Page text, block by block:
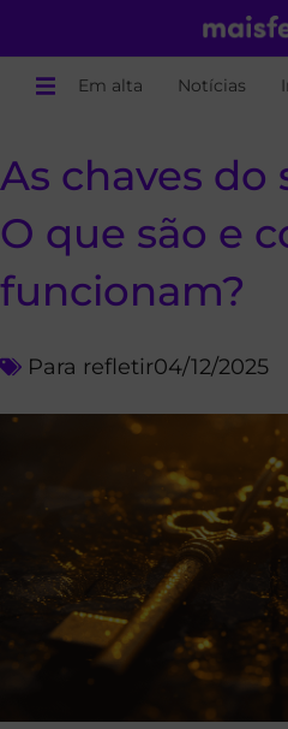
Em alta Notícias
As chaves do
O que são e
funcionam?
Para refletir04/12/2025